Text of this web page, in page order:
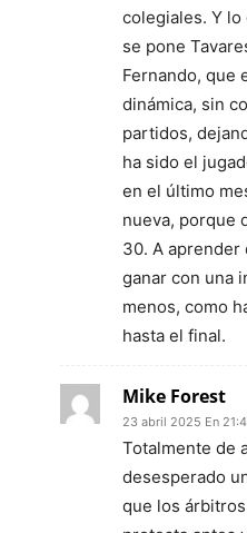
colegiales. Y
se pone
Fernando, que
dinámica, sin
partidos,
ha sido el
en el último
nueva, porque
30. A aprender
ganar con una
menos, como
hasta el final.
Mike Forest
23 abril 2025 En
Totalmente de
desesperado
que los